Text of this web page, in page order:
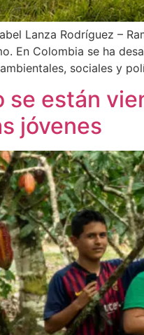
Lanza Rodríguez –
En Colombia se ha
sociales y
se están
jóvenes